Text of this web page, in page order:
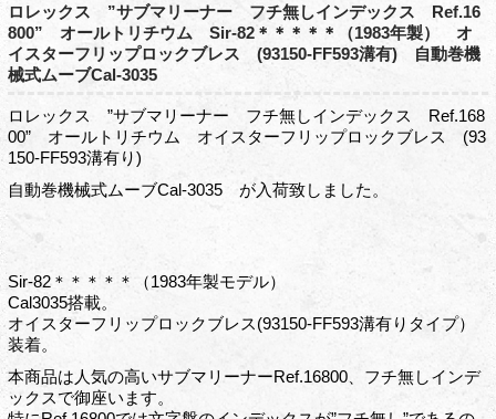
ロレックス ”サブマリーナー フチ無しインデックス Ref.16
800” オールトリチウム Sir-82＊＊＊＊＊（1983年製） オ
イスターフリップロックブレス (93150‐FF593溝有) 自動巻機
械式ムーブCal-3035
ロレックス ”サブマリーナー フチ無しインデックス Ref.168
00” オールトリチウム オイスターフリップロックブレス (93
150‐FF593溝有り)
自動巻機械式ムーブCal-3035 が入荷致しました。
Sir-82＊＊＊＊＊（1983年製モデル）
Cal3035搭載。
オイスターフリップロックブレス(93150‐FF593溝有りタイプ）
装着。
本商品は人気の高いサブマリーナーRef.16800、フチ無しインデ
ックスで御座います。